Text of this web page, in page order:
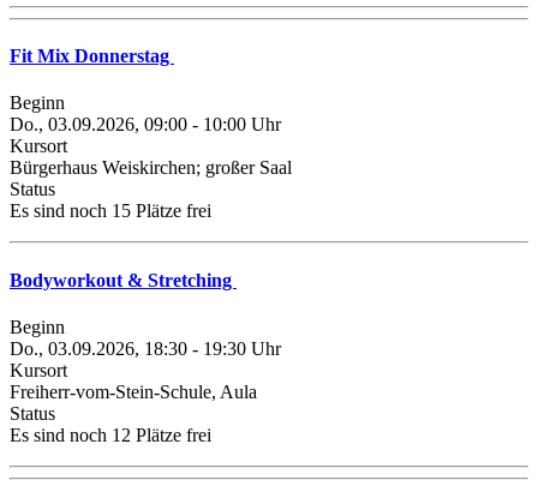
Fit Mix Donnerstag
Beginn
Do., 03.09.2026, 09:00 - 10:00 Uhr
Kursort
Bürgerhaus Weiskirchen; großer Saal
Status
Es sind noch 15 Plätze frei
Bodyworkout & Stretching
Beginn
Do., 03.09.2026, 18:30 - 19:30 Uhr
Kursort
Freiherr-vom-Stein-Schule, Aula
Status
Es sind noch 12 Plätze frei